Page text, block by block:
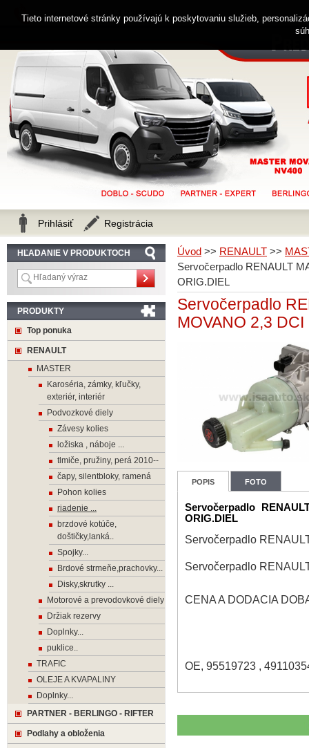
Úvod >> RENAULT >>
Servočerpadlo RENAULT
ORIG.DIEL
Servočerpadlo
MOVANO 2,3
POPIS FOTO
Servočerpadlo
ORIG.DIEL
Servočerpadlo
Servočerpadlo
CENA A DODACIA
OE, 95519723 ,
HĽADANIE V PRODUKTOCH
PRODUKTY
Top ponuka
RENAULT
MASTER
Karoséria, zámky, kľučky,
exteriér, interiér
Podvozkové diely
Závesy kolies
ložiska , náboje ...
tlmiče, pružiny, perá 2010--
čapy, silentbloky, ramená
Pohon kolies
riadenie ...
brzdové kotúče,
doštičky,lanká..
Spojky...
Brdové strmeňe,prachovky...
Disky,skrutky ...
Motorové a prevodovkové diely
Držiak rezervy
Doplnky...
puklice..
TRAFIC
OLEJE A KVAPALINY
Doplnky...
PARTNER - BERLINGO - RIFTER
Podlahy a obloženia
Zákaznícka linka 0914 238 482
Prihlásiť Registrácia
Tieto internetové stránky používajú k poskytovaniu služieb,